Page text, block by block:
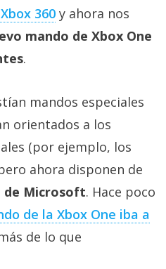
360 y ahora nos
mando de Xbox One
.
mandos especiales
orientados a los
(por ejemplo, los
ahora disponen de
de Microsoft. Hace poco
de la Xbox One iba a
de lo que